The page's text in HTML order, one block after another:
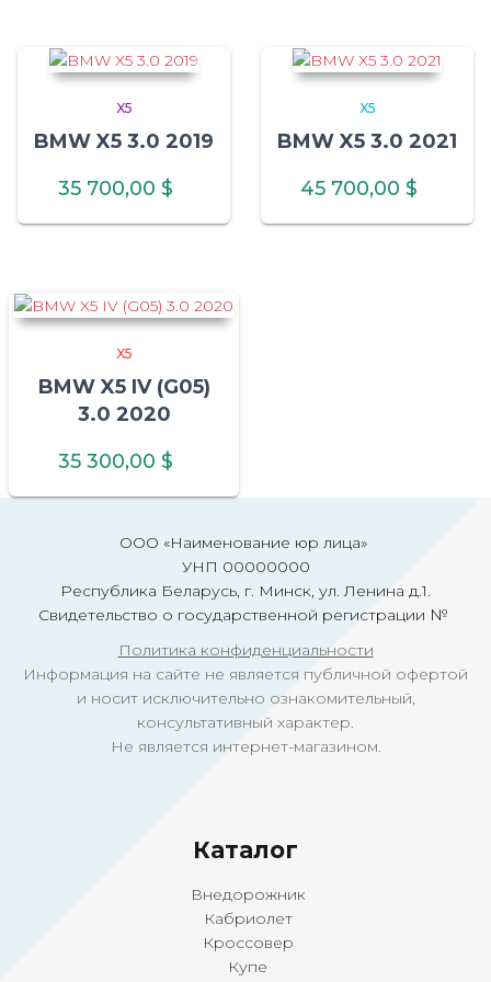
X5
BMW X5 3.0 2019
35 700,00 $
X5
BMW X5 3.0 2021
45 700,00 $
X5
BMW X5 IV (G05)
3.0 2020
35 300,00 $
ООО «Наименование юр лица»
УНП 00000000
Республика Беларусь, г. Минск, ул. Ленина д.1.
Свидетельство о государственной регистрации №
Политика конфиденциальности
Информация на сайте не является публичной офертой
и носит исключительно ознакомительный,
консультативный характер.
Не является интернет-магазином.
Каталог
Внедорожник
Кабриолет
Кроссовер
Купе